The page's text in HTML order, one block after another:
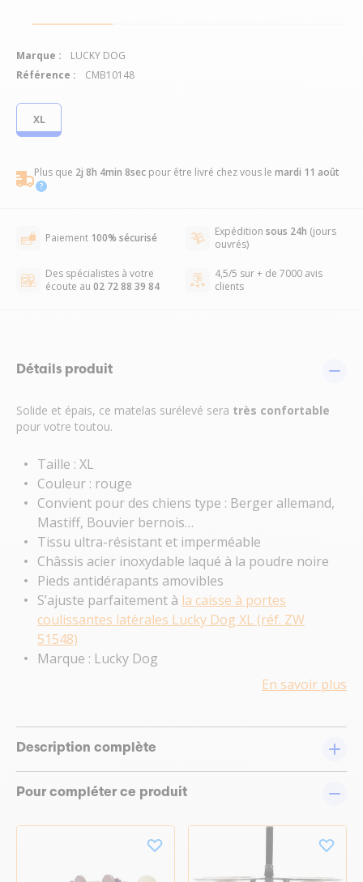
XL
Plus que 2j 8h 4min 8sec pour être livré chez vous le mardi 11 août
Paiement 100% sécurisé Expédition sous 24h (jours
ouvrés)
Des spécialistes à votre
écoute au 02 72 88 39 84
4,5/5 sur + de 7000 avis
clients
Détails produit
Solide et épais, ce matelas surélevé sera très confortable
pour votre toutou.
Taille : XL
Couleur : rouge
Convient pour des chiens type : Berger allemand,
Mastiff, Bouvier bernois…
Tissu ultra-résistant et imperméable
Châssis acier inoxydable laqué à la poudre noire
Pieds antidérapants amovibles
S’ajuste parfaitement à la caisse à portes
coulissantes latérales Lucky Dog XL (réf. ZW
51548)
Marque : Lucky Dog
En savoir plus
Description complète
Pour compléter ce produit
Marque :
LUCKY DOG
Référence :
CMB10148